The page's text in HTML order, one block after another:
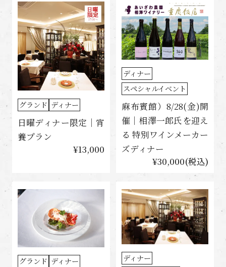
グランド ディナー
日曜ディナー限定｜宵
養プラン
¥13,000
ディナー
スペシャルイベント
麻布賓館）8/28(金)開
催｜相澤一郎氏を迎え
る 特別ワインメーカー
ズディナー
¥30,000(税込)
グランド ディナー
ディナー